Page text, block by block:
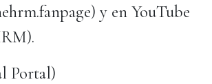
y en YouTube
Portal)